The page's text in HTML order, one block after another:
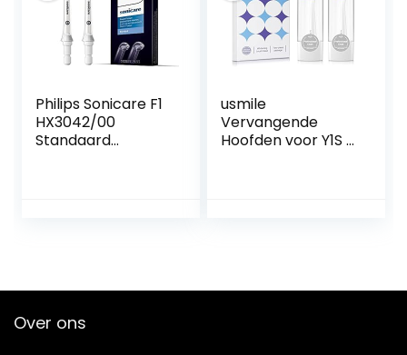
Philips Sonicare F1
HX3042/00
Standaard
usmile
Vervangende
Hoofden voor Y1S /
met reisdekking,
Over ons